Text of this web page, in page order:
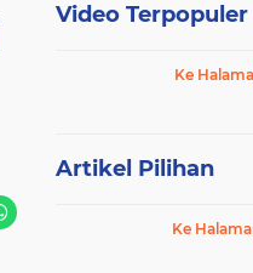
Video Terpopuler
Ke
Artikel Pilihan
Ke